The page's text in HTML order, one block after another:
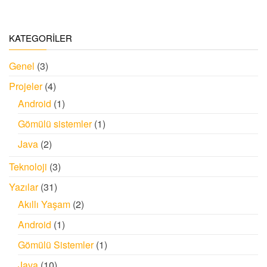
KATEGORİLER
Genel (3)
Projeler(4)
Android (1)
Gömülü sistemler(1)
Java (2)
Teknoloji (3)
Yazılar(31)
Akıllı Yaşam (2)
Android (1)
Gömülü Sistemler(1)